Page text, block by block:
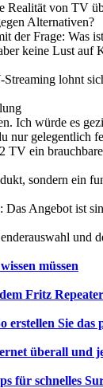
Realität von TV
Alternativen?
der Frage: Was
keine Lust auf
lohnt
Ich würde es
nur gelegentlich
TV ein
sondern ein
Das Angebot ist
und
müssen
Fritz Repeater
Sie das
überall und
für schnelles